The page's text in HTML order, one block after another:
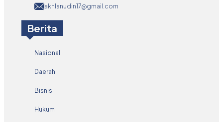
akhlanudin17@gmail.com
Berita
Nasional
Daerah
Bisnis
Hukum